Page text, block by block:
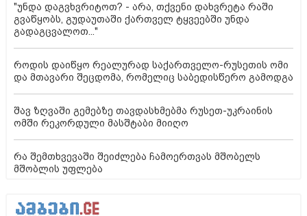
"უნდა დაგვხვრიტოთ? - არა, თქვენი დახვრეტა რაში
გვაწყობს, გუდაუთაში ქართველ ტყვეებში უნდა
გადაგცვალოთ..."
როდის დაიწყო რეალურად საქართველო-რუსეთის ომი
და მთავარი შეცდომა, რომელიც საბედისწერო გამოდგა
შავ ზღვაში გემებზე თავდასხმებმა რუსეთ-უკრაინის
ომში რეკორდული მასშტაბი მიიღო
რა შემთხვევაში შეიძლება ჩამოერთვას მშობელს
მშობლის უფლება